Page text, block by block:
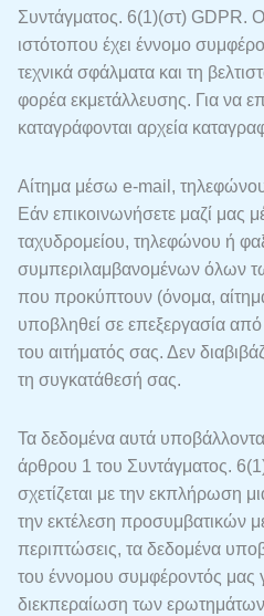
Συντάγματος. 6(1)(στ) GDPR.
ιστότοπου έχει έννομο
τεχνικά σφάλματα και τη
φορέα εκμετάλλευσης. Για να
καταγράφονται αρχεία
Αίτημα μέσω e-mail,
Εάν επικοινωνήσετε μαζί μας
ταχυδρομείου, τηλεφώνου ή
συμπεριλαμβανομένων όλων
που προκύπτουν (όνομα,
υποβληθεί σε επεξεργασία
του αιτήματός σας. Δεν
τη συγκατάθεσή σας.
Τα δεδομένα αυτά
άρθρου 1 του Συντάγματος.
σχετίζεται με την εκπλήρωση
την εκτέλεση προσυμβατικών
περιπτώσεις, τα δεδομένα
του έννομου συμφέροντός μας
διεκπεραίωση των